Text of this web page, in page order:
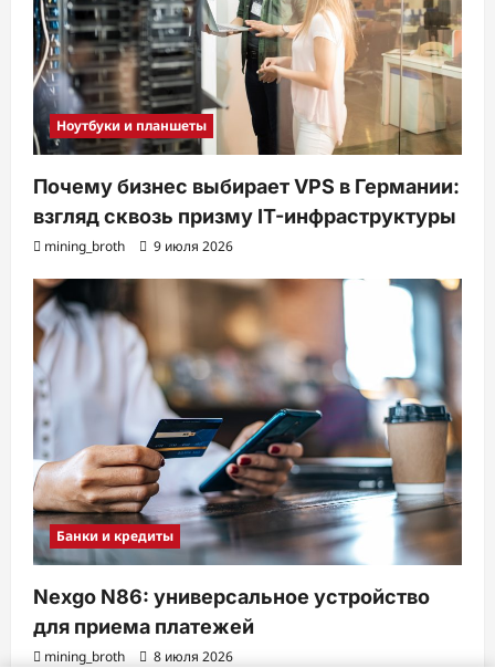
Ноутбуки и планшеты
Почему бизнес выбирает VPS в Германии:
взгляд сквозь призму IT-инфраструктуры
mining_broth 9 июля 2026
Банки и кредиты
Nexgo N86: универсальное устройство
для приема платежей
mining_broth 8 июля 2026